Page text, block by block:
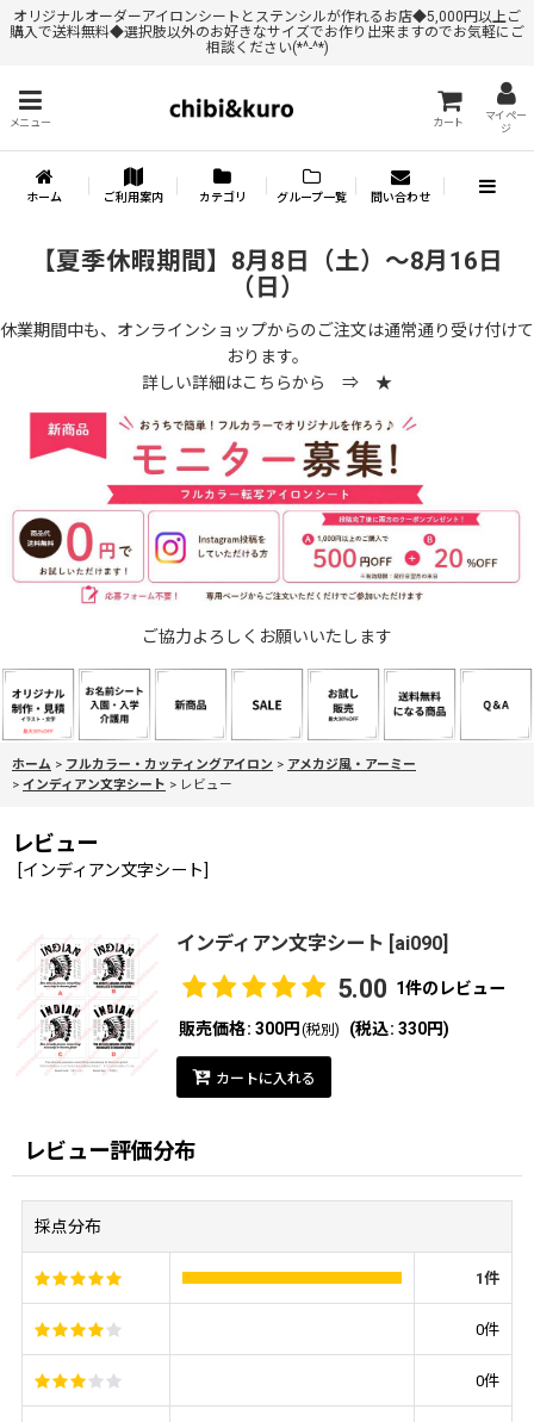
オリジナルオーダーアイロンシートとステンシルが作れるお店◆5,000円以上ご
購入で送料無料◆選択肢以外のお好きなサイズでお作り出来ますのでお気軽にご
相談ください(*^-^*)
メニュー カート
マイペー
ジ
ホーム ご利用案内 カテゴリ グループ一覧 問い合わせ
【夏季休暇期間】8月8日（土）～8月16日
（日）
休業期間中も、オンラインショップからのご注文は通常通り受け付けて
おります。
詳しい詳細はこちらから ⇒ ★
ご協力よろしくお願いいたします
ホーム > フルカラー・カッティングアイロン > アメカジ風・アーミー
> インディアン文字シート > レビュー
レビュー
[インディアン文字シート]
インディアン文字シート ai090
5.00 1件のレビュー
販売価格: 300円 (税別) (税込: 330円)
カートに入れる
レビュー評価分布
採点分布
1件
0件
0件